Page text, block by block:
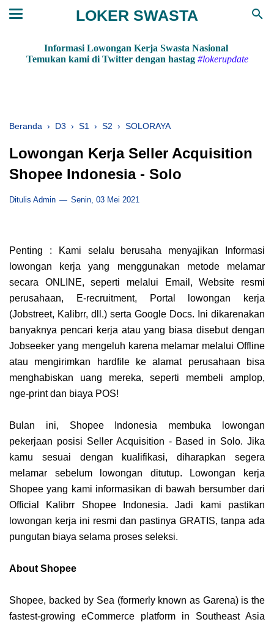
LOKER SWASTA
Informasi Lowongan Kerja Swasta Nasional
Temukan kami di Twitter dengan hastag #lokerupdate
Beranda › D3 › S1 › S2 › SOLORAYA
Lowongan Kerja Seller Acquisition
Shopee Indonesia - Solo
Ditulis Admin Senin, 03 Mei 2021
Penting : Kami selalu berusaha menyajikan Informasi
lowongan kerja yang menggunakan metode melamar
secara ONLINE, seperti melalui Email, Website resmi
perusahaan, E-recruitment, Portal lowongan kerja
(Jobstreet, Kalibrr, dll.) serta Google Docs. Ini dikarenakan
banyaknya pencari kerja atau yang biasa disebut dengan
Jobseeker yang mengeluh karena melamar melalui Offline
atau mengirimkan hardfile ke alamat perusahaan bisa
menghabiskan uang mereka, seperti membeli amplop,
nge-print dan biaya POS!
Bulan ini, Shopee Indonesia membuka lowongan
pekerjaan posisi Seller Acquisition - Based in Solo. Jika
kamu sesuai dengan kualifikasi, diharapkan segera
melamar sebelum lowongan ditutup. Lowongan kerja
Shopee yang kami informasikan di bawah bersumber dari
Official Kalibrr Shopee Indonesia. Jadi kami pastikan
lowongan kerja ini resmi dan pastinya GRATIS, tanpa ada
pungutan biaya selama proses seleksi.
About Shopee
Shopee, backed by Sea (formerly known as Garena) is the
fastest-growing eCommerce platform in Southeast Asia